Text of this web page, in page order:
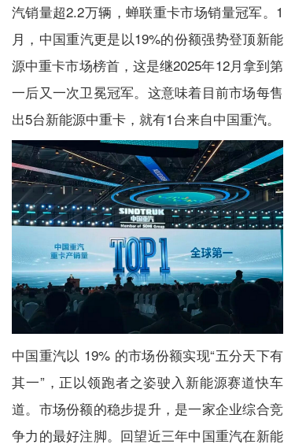
汽销量超2.2万辆，蝉联重卡市场销量冠军。1
月，中国重汽更是以19%的份额强势登顶新能
源中重卡市场榜首，这是继2025年12月拿到第
一后又一次卫冕冠军。这意味着目前市场每售
出5台新能源中重卡，就有1台来自中国重汽。
中国重汽以 19% 的市场份额实现“五分天下有
其一”，正以领跑者之姿驶入新能源赛道快车
道。市场份额的稳步提升，是一家企业综合竞
争力的最好注脚。回望近三年中国重汽在新能